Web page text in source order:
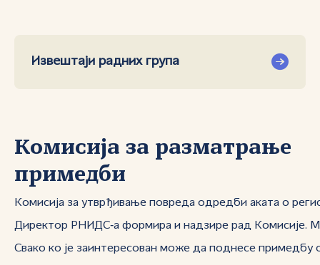
Извештаји радних група
Комисија за разматрање
примедби
Комисија за утврђивање повреда одредби аката о
Директор РНИДС‑а формира и надзире рад Комисије.
Свако ко је заинтересован може да поднесе примедбу